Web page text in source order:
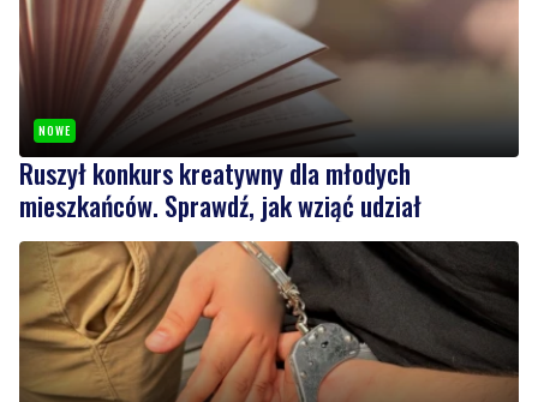
NOWE
Ruszył konkurs kreatywny dla młodych
mieszkańców. Sprawdź, jak wziąć udział